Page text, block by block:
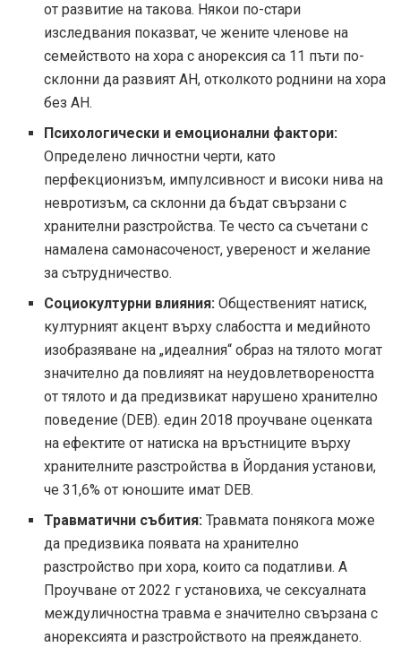
от развитие на такова. Някои по-стари
изследвания показват, че жените членове на
семейството на хора с анорексия са 11 пъти по-
склонни да развият АН, отколкото роднини на хора
без АН.
Психологически и емоционални фактори:
Определеноличностни черти, като
перфекционизъм, импулсивност и високи нива на
невротизъм, са склонни да бъдат свързани с
хранителни разстройства. Те често са съчетани с
намалена самонасоченост, увереност и желание
за сътрудничество.
Социокултурни влияния: Общественият натиск,
културният акцент върху слабостта и медийното
изобразяване на „идеалния“ образ на тялото могат
значително да повлияят на неудовлетвореността
от тялото и да предизвикат нарушено хранително
поведение (DEB). един2018 проучване оценката
на ефектите от натиска на връстниците върху
хранителните разстройства в Йордания установи,
че 31,6% от юношите имат DEB.
Травматични събития: Травмата понякога може
да предизвика появата на хранително
разстройство при хора, които са податливи. А
Проучване от 2022 г установиха, че сексуалната
междуличностна травма е значително свързана с
анорексията и разстройството на преяждането.